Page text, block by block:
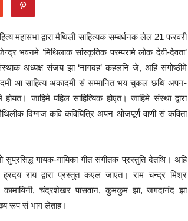
महासभा द्वारा मैथिली साहित्यक सम्बर्धनक लेल 21 फरवरी
भवनमे ‘मिथिलाक सांस्कृतिक परम्परामे लोक देवी-देवता’
अध्यक्ष संजय झा ‘नागदह’ कहलनि जे, अहि संगोष्ठीमे
आ साहित्य अकादमी सं सम्मानित भय चुकल छथि अपन-
जाहिमे पहिल साहित्यिक होएत। जाहिमे संस्था द्वारा
दिग्गज कवि कवियित्रि अपन ओजपूर्ण वाणी सं कविता
गायक-गायिका गीत संगीतक प्रस्तुति देतथि। अहि
राय द्वारा प्रस्तुत कएल जाएत। राम चन्द्र मिश्र
कामायिनी,चंद्रशेखर पासवान,कुमकुम झा,जगदानंद झा
रूप सं भाग लेताह।